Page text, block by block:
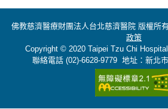
佛教慈濟醫療財團法人台北慈濟醫院 版權所
政策
Copyright © 2020 Taipei Tzu Chi
聯絡電話 (02)-6628-9779 地址：新北